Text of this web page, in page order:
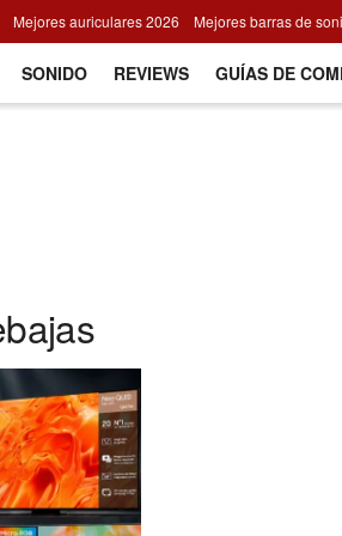
Mejores auriculares 2026 Mejores barras de
SONIDO REVIEWS GUÍAS DE